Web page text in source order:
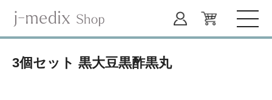
3個セット 黒大豆黒酢黒丸